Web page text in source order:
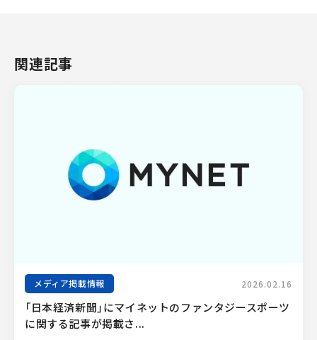
関連記事
メディア掲載情報 2026.02.16
「日本経済新聞」にマイネットのファンタジースポーツ
に関する記事が掲載さ...